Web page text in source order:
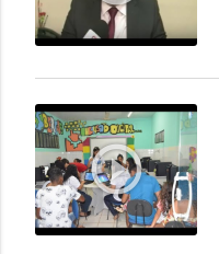
play_circle_outline